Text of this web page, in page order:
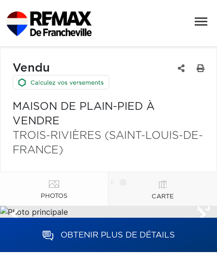
Vendu
MAISON DE PLAIN-PIED À
VENDRE
TROIS-RIVIÈRES (SAINT-LOUIS-DE-
FRANCE)
PHOTOS CARTE
OBTENIR PLUS DE DÉTAILS